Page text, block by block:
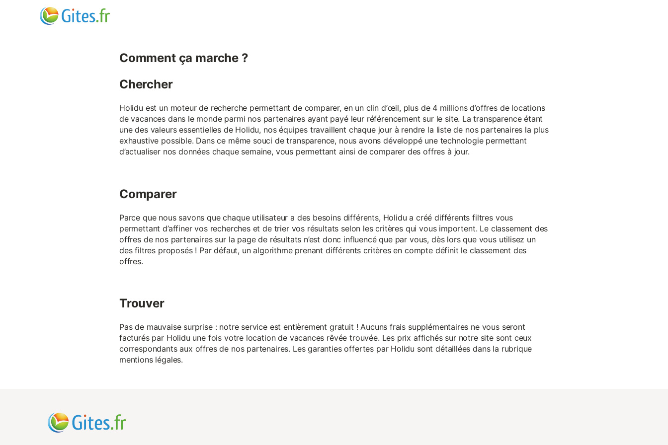
Comment ça marche ?
Chercher
Holidu est un moteur de recherche permettant de comparer, en un clin d’œil, plus de 4 millions d’offres de locations
de vacances dans le monde parmi nos partenaires ayant payé leur référencement sur le site. La transparence étant
une des valeurs essentielles de Holidu, nos équipes travaillent chaque jour à rendre la liste de nos partenaires la plus
exhaustive possible. Dans ce même souci de transparence, nous avons développé une technologie permettant
d’actualiser nos données chaque semaine, vous permettant ainsi de comparer des offres à jour.
Comparer
Parce que nous savons que chaque utilisateur a des besoins différents, Holidu a créé différents filtres vous
permettant d’affiner vos recherches et de trier vos résultats selon les critères qui vous importent. Le classement des
offres de nos partenaires sur la page de résultats n’est donc influencé que par vous, dès lors que vous utilisez un
des filtres proposés ! Par défaut, un algorithme prenant différents critères en compte définit le classement des
offres.
Trouver
Pas de mauvaise surprise : notre service est entièrement gratuit ! Aucuns frais supplémentaires ne vous seront
facturés par Holidu une fois votre location de vacances rêvée trouvée. Les prix affichés sur notre site sont ceux
correspondants aux offres de nos partenaires. Les garanties offertes par Holidu sont détaillées dans la rubrique
mentions légales.